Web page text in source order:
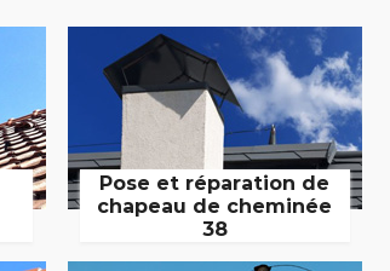
Pose et réparation de
chapeau de cheminée
38